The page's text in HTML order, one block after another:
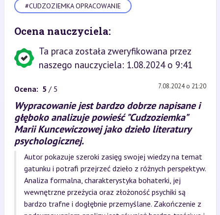
#CUDZOZIEMKA OPRACOWANIE
Ocena nauczyciela:
Ta praca została zweryfikowana przez
naszego nauczyciela: 1.08.2024 o 9:41
Ocena: 5 / 5 7.08.2024 o 21:20
Wypracowanie jest bardzo dobrze napisane i
głęboko analizuje powieść "Cudzoziemka"
Marii Kuncewiczowej jako dzieło literatury
psychologicznej.
Autor pokazuje szeroki zasięg swojej wiedzy na temat
gatunku i potrafi przejrzeć dzieło z różnych perspektyw.
Analiza formalna, charakterystyka bohaterki, jej
wewnętrzne przeżycia oraz złożoność psychiki są
bardzo trafne i dogłębnie przemyślane. Zakończenie z